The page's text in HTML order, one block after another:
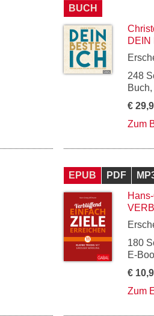
BUCH
DEIN
248
€
Zum
EPUB PDF
180
E-
€
Zum